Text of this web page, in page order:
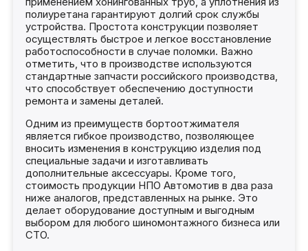
полиуретана гарантируют долгий срок службы
устройства. Простота конструкции позволяет
осуществлять быстрое и легкое восстановление
работоспособности в случае поломки. Важно
отметить, что в производстве используются
стандартные запчасти российского производства,
что способствует обеспечению доступности
ремонта и замены деталей.
Одним из преимуществ бортоотжимателя
является гибкое производство, позволяющее
вносить изменения в конструкцию изделия под
специальные задачи и изготавливать
дополнительные аксессуары. Кроме того,
стоимость продукции НПО Автомотив в два раза
ниже аналогов, представленных на рынке. Это
делает оборудование доступным и выгодным
выбором для любого шиномонтажного бизнеса или
СТО.